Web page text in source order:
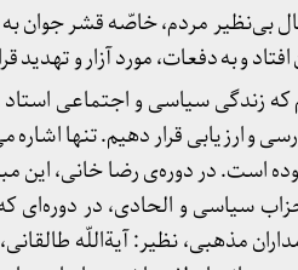
بی‌نظیر مردم، خاصّه قشر
افتاد و به دفعات، مورد آزار و تهدید
که زندگی سیاسی و اجتماعی
و ارزیابی قرار دهیم. تنها
است. در دوره‌ی رضا خانی،
احزاب سیاسی و الحادی، در
مذهبی، نظیر: آیة‌اللّه